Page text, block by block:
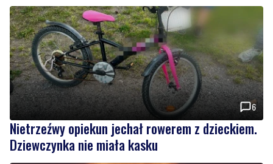
6
Nietrzeźwy opiekun jechał rowerem z dzieckiem.
Dziewczynka nie miała kasku